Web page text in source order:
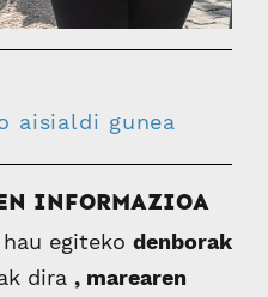
aisialdi gunea
INFORMAZIOA
egiteko denborak
dira , marearen